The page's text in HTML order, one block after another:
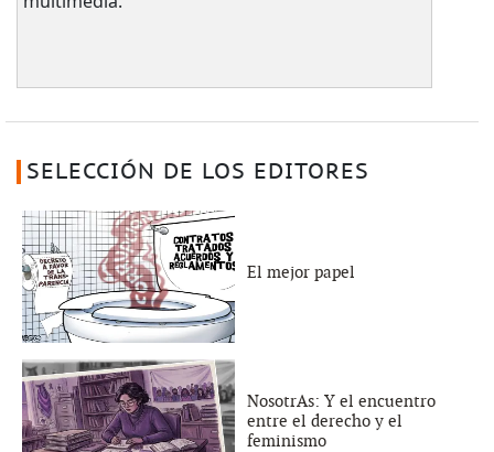
SELECCIÓN DE LOS EDITORES
El mejor papel
NosotrAs: Y el encuentro
entre el derecho y el
feminismo